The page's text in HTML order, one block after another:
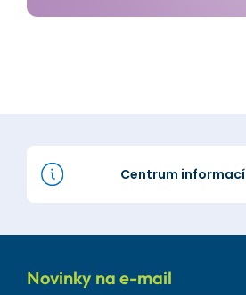
Centrum informací
Novinky na e-mail